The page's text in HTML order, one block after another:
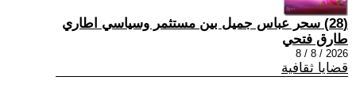
(28) سحر عباس جميل بين مستثمر وسياسي اطاري
طارق فتحي
2026 / 8 / 8
قضايا ثقافية